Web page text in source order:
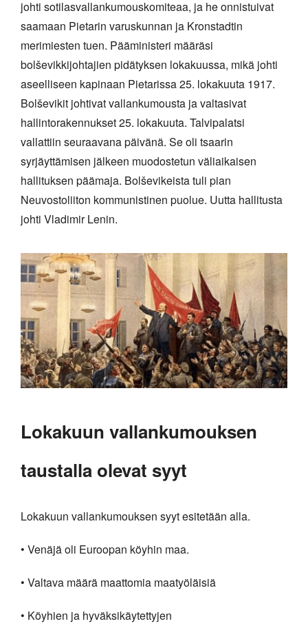
johti sotilasvallankumouskomiteaa, ja he onnistuivat
saamaan Pietarin varuskunnan ja Kronstadtin
merimiesten tuen. Pääministeri määräsi
bolševikkijohtajien pidätyksen lokakuussa, mikä johti
aseelliseen kapinaan Pietarissa 25. lokakuuta 1917.
Bolševikit johtivat vallankumousta ja valtasivat
hallintorakennukset 25. lokakuuta. Talvipalatsi
vallattiin seuraavana päivänä. Se oli tsaarin
syrjäyttämisen jälkeen muodostetun väliaikaisen
hallituksen päämaja. Bolševikeista tuli pian
Neuvostoliiton kommunistinen puolue. Uutta hallitusta
johti Vladimir Lenin.
Lokakuun vallankumouksen
taustalla olevat syyt
Lokakuun vallankumouksen syyt esitetään alla.
• Venäjä oli Euroopan köyhin maa.
• Valtava määrä maattomia maatyöläisiä
• Köyhien ja hyväksikäytettyjen